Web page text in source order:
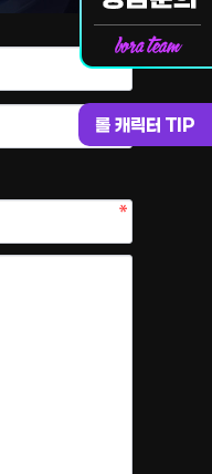
롤 캐릭터 TIP